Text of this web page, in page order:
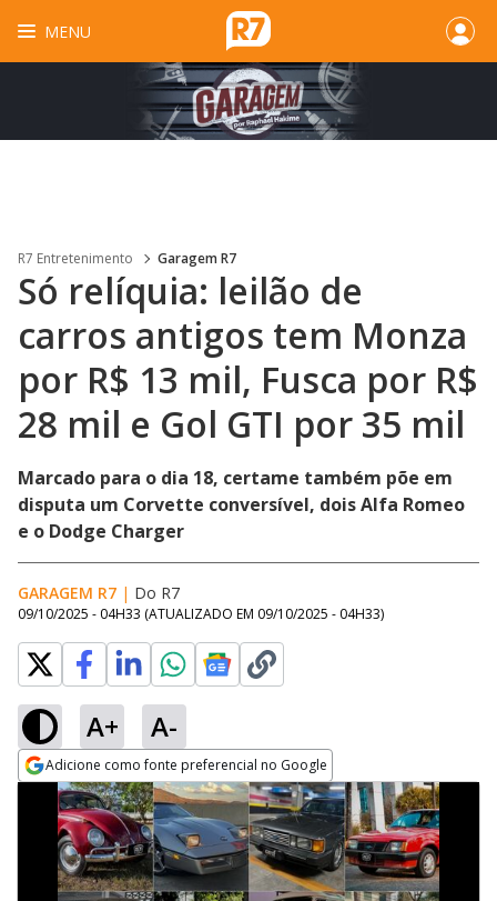
MENU
R7 Entretenimento Garagem R7
Só relíquia: leilão de
carros antigos tem Monza
por R$ 13 mil, Fusca por R$
28 mil e Gol GTI por 35 mil
Marcado para o dia 18, certame também põe em
disputa um Corvette conversível, dois Alfa Romeo
e o Dodge Charger
GARAGEM R7 | Do R7
09/10/2025 - 04H33 (ATUALIZADO EM 09/10/2025 - 04H33)
A+ A-
Adicione como fonte preferencial no Google
Opens in new window